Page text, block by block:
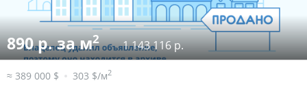
890 р. за м2 1 143 116 р.
≈ 389 000 $ 303 $/м2